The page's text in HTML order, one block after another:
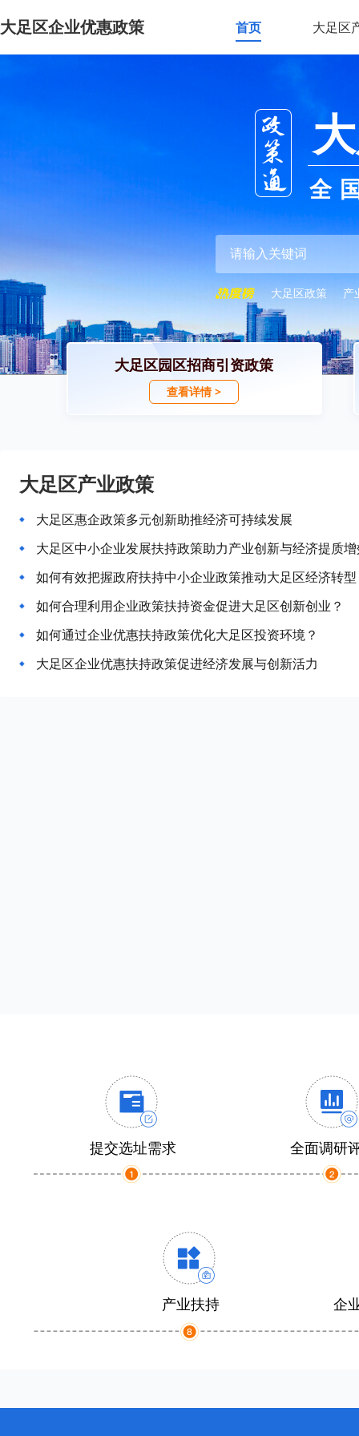
大足区企业优惠政策 首页 大足区
全
大足区政策 产
大足区园区招商引资政策
查看详情 >
大足区产业政策
大足区惠企政策多元创新助推经济可持续发展
大足区中小企业发展扶持政策助力产业创新与经济提质
如何有效把握政府扶持中小企业政策推动大足区经济转
如何合理利用企业政策扶持资金促进大足区创新创业？
如何通过企业优惠扶持政策优化大足区投资环境？
大足区企业优惠扶持政策促进经济发展与创新活力
提交选址需求 全面调研
产业扶持 企